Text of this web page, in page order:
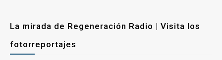
La mirada de Regeneración Radio | Visita los
fotorreportajes